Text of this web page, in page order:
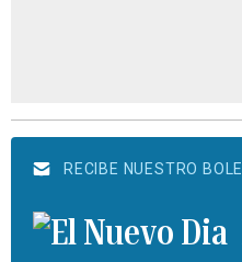
RECIBE NUESTRO